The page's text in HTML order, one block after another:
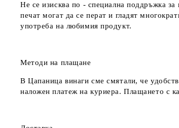
Не се изисква по - специална поддръжка за
печат могат да се перат и гладят
употреба на любимия продукт.
Методи на плащане
В Цапаница винаги сме смятали, че
наложен платеж на куриера. Плащането с